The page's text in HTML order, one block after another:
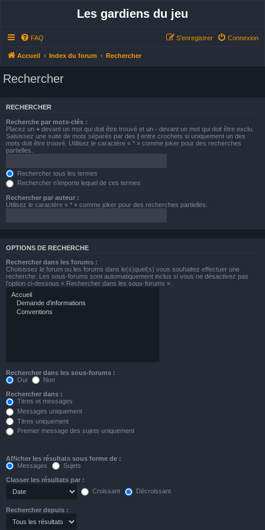
Les gardiens du jeu
FAQ Connexion
S’enregistrer
Accueil Index du forum Rechercher
Rechercher
RECHERCHER
Recherche par mots-clés :
Placez un + devant un mot qui doit être trouvé et un - devant un mot qui doit être exclu.
Saisissez une suite de mots séparés par des | entre crochets si uniquement un des
mots doit être trouvé. Utilisez le caractère « * » comme joker pour des recherches
partielles.
Rechercher tous les termes
Rechercher n’importe lequel de ces termes
Rechercher par auteur :
Utilisez le caractère « * » comme joker pour des recherches partielles.
OPTIONS DE RECHERCHE
Rechercher dans les forums :
Choisissez le forum ou les forums dans le(s)quel(s) vous souhaitez effectuer une
recherche. Les sous-forums sont automatiquement inclus si vous ne désactivez pas
l’option ci-dessous « Rechercher dans les sous-forums ».
Rechercher dans les sous-forums :
Oui
Non
Rechercher dans :
Titres et messages
Messages uniquement
Titres uniquement
Premier message des sujets uniquement
Afficher les résultats sous forme de :
Messages
Sujets
Classer les résultats par :
Croissant
Décroissant
Rechercher depuis :